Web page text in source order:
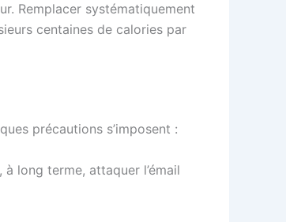
Remplacer systématiquement
centaines de calories par
précautions s’imposent :
long terme, attaquer l’émail